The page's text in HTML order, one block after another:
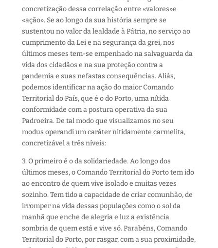
concretização dessa correlação entre «valores»e
«ação». Se ao longo da sua história sempre se
sustentouno valor da lealdade à Pátria,no serviço ao
cumprimento da Lei e nasegurança da grei, nos
últimos meses tem-se empenhado na salvaguarda da
vida dos cidadãos e na suaproteção contra a
pandemia e suas nefastas consequências.Aliás,
podemos identificar na açãodomaior Comando
Territorial do País, que é o do Porto,uma nítida
conformidade com a posturaoperativada sua
Padroeira. De tal modo que visualizamos no seu
modus operandium caráternitidamente carmelita,
concretizávelatrês níveis:
3.O primeiro é o da solidariedade.Ao longo dos
últimos meses,o ComandoTerritorial doPortotem ido
ao encontro de quem vive isoladoe muitas vezes
sozinho.Tem tidoacapacidade de criar comunhão, de
irromperna vida dessas populações como o solda
manhã que enche de alegria e luz a existência
sombria de quem estáe vive só.Parabéns,Comando
Territorial do Porto,por rasgar, com asuaproximidade,